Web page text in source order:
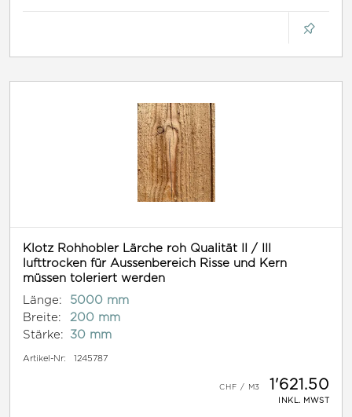
Klotz Rohhobler Lärche roh Qualität II / III
lufttrocken für Aussenbereich Risse und Kern
müssen toleriert werden
Länge:
5000 mm
Breite:
200 mm
Stärke:
30 mm
Artikel-Nr: 1245787
1'621.50
INKL. MWST